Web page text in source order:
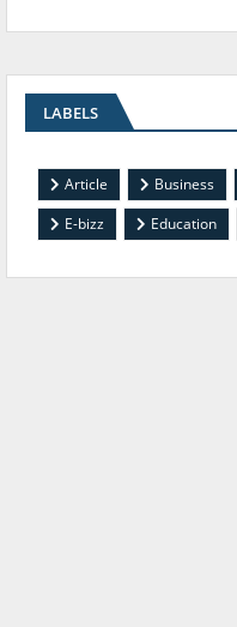
LABELS
Article Business
E-bizz
Education